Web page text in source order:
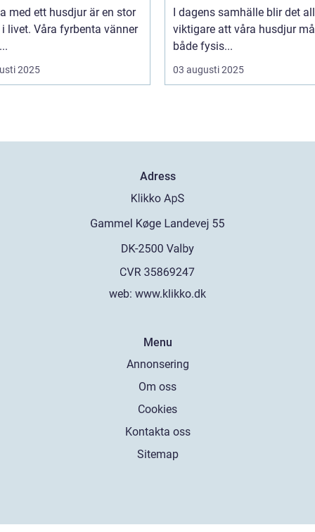
med ett husdjur är en stor
livet. Våra fyrbenta vänner
2025
I dagens samhälle blir det
viktigare att våra husdjur
både fysis...
03 augusti 2025
Adress
web: www.klikko.dk
Menu
Annonsering
Om oss
Cookies
Kontakta oss
Sitemap